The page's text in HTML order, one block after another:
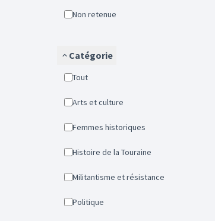
Non retenue
Catégorie
Tout
Arts et culture
Femmes historiques
Histoire de la Touraine
Militantisme et résistance
Politique